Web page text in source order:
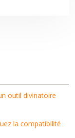
outil divinatoire
la compatibilité